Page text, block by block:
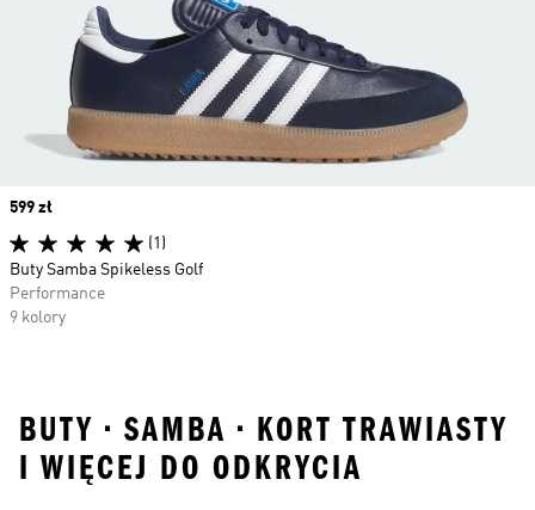
Price
599 zł
(1)
Buty Samba Spikeless Golf
Performance
9 kolory
BUTY • SAMBA • KORT TRAWIASTY
I WIĘCEJ DO ODKRYCIA